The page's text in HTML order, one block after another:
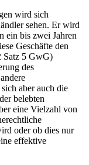
wird sich
sehen. Er wird
ein bis zwei Jahren
Geschäfte den
Satz 5 GwG)
des
aber auch die
belebten
eine Vielzahl von
oder ob dies nur
effektive